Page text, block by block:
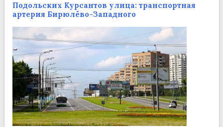
Подольских Курсантов улица: транспортная
артерия Бирюлёво-Западного